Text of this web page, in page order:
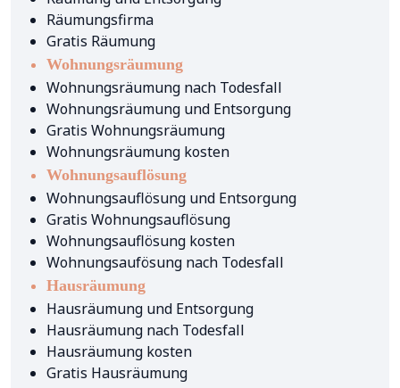
Räumungsfirma
Gratis Räumung
Wohnungsräumung
Wohnungsräumung nach Todesfall
Wohnungsräumung und Entsorgung
Gratis Wohnungsräumung
Wohnungsräumung kosten
Wohnungsauflösung
Wohnungsauflösung und Entsorgung
Gratis Wohnungsauflösung
Wohnungsauflösung kosten
Wohnungsaufösung nach Todesfall
Hausräumung
Hausräumung und Entsorgung
Hausräumung nach Todesfall
Hausräumung kosten
Gratis Hausräumung